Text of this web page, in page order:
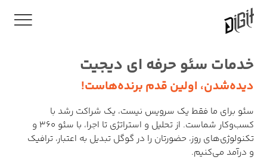
خدمات سئو حرفه ای دیجیت
دیده‌شدن، اولین قدم برنده‌هاست!
سئو برای ما فقط یک سرویس نیست، یک شراکت رشد با
کسب‌وکار شماست. از تحلیل و استراتژی تا اجرا، با سئو ۳۶۰ و
تکنولوژی‌های روز، حضورتان را در گوگل تبدیل به اعتبار، ترافیک
و درآمد می‌کنیم.